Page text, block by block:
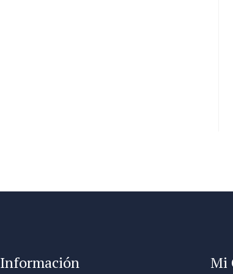
Información Mi